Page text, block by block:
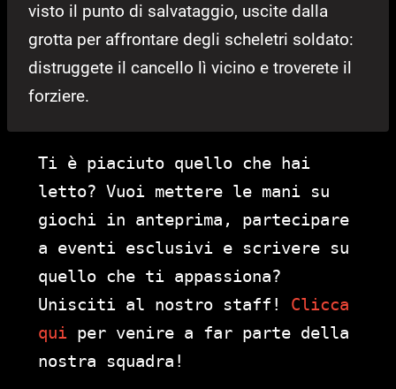
visto il punto di salvataggio, uscite dalla
grotta per affrontare degli scheletri soldato:
distruggete il cancello lì vicino e troverete il
forziere.
Ti è piaciuto quello che hai
letto? Vuoi mettere le mani su
giochi in anteprima, partecipare
a eventi esclusivi e scrivere su
quello che ti appassiona?
Unisciti al nostro staff! Clicca
qui per venire a far parte della
nostra squadra!